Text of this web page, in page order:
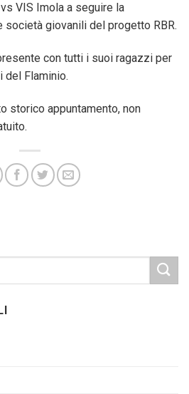
VIS Imola a seguire la
giovanili del progetto RBR.
con tutti i suoi ragazzi per
del Flaminio.
storico appuntamento, non